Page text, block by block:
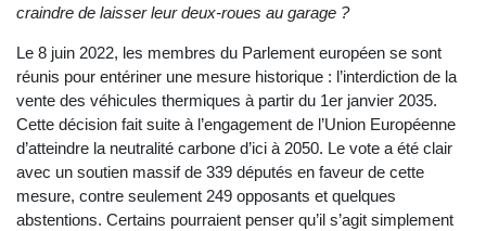
craindre de laisser leur deux-roues au garage ?
Le 8 juin 2022, les membres du Parlement européen se sont
réunis pour entériner une mesure historique : l’interdiction de la
vente des véhicules thermiques à partir du 1er janvier 2035.
Cette décision fait suite à l’engagement de l’Union Européenne
d’atteindre la neutralité carbone d’ici à 2050. Le vote a été clair
avec un soutien massif de 339 députés en faveur de cette
mesure, contre seulement 249 opposants et quelques
abstentions. Certains pourraient penser qu’il s’agit simplement